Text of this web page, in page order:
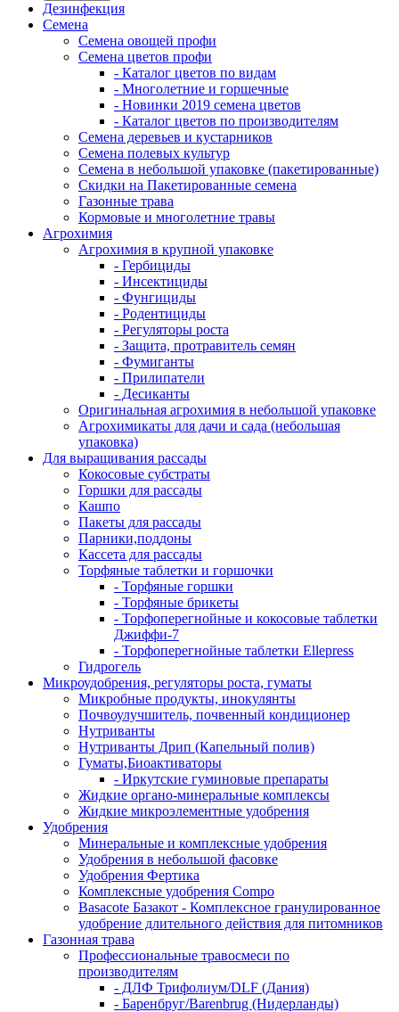
Дезинфекция
Семена
Семена овощей профи
Семена цветов профи
- Каталог цветов по видам
- Многолетние и горшечные
- Новинки 2019 семена цветов
- Каталог цветов по производителям
Семена деревьев и кустарников
Семена полевых культур
Семена в небольшой упаковке (пакетированные)
Скидки на Пакетированные семена
Газонные трава
Кормовые и многолетние травы
Агрохимия
Агрохимия в крупной упаковке
- Гербициды
- Инсектициды
- Фунгициды
- Родентициды
- Регуляторы роста
- Защита, протравитель семян
- Фумиганты
- Прилипатели
- Десиканты
Оригинальная агрохимия в небольшой упаковке
Агрохимикаты для дачи и сада (небольшая
упаковка)
Для выращивания рассады
Кокосовые субстраты
Горшки для рассады
Кашпо
Пакеты для рассады
Парники,поддоны
Кассета для рассады
Торфяные таблетки и горшочки
- Торфяные горшки
- Торфяные брикеты
- Торфоперегнойные и кокосовые таблетки
Джиффи-7
- Торфоперегнойные таблетки Ellepress
Гидрогель
Микроудобрения, регуляторы роста, гуматы
Микробные продукты, инокулянты
Почвоулучшитель, почвенный кондиционер
Нутриванты
Нутриванты Дрип (Капельный полив)
Гуматы,Биоактиваторы
- Иркутские гуминовые препараты
Жидкие органо-минеральные комплексы
Жидкие микроэлементные удобрения
Удобрения
Минеральные и комплексные удобрения
Удобрения в небольшой фасовке
Удобрения Фертика
Комплексные удобрения Compo
Basacote Базакот - Комплексное гранулированное
удобрение длительного действия для питомников
Газонная трава
Профессиональные травосмеси по
производителям
- ДЛФ Трифолиум/DLF (Дания)
- Баренбруг/Barenbrug (Нидерланды)